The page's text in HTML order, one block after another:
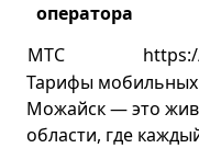
оператора
МТС
Тарифы
Можайск — это
области, где